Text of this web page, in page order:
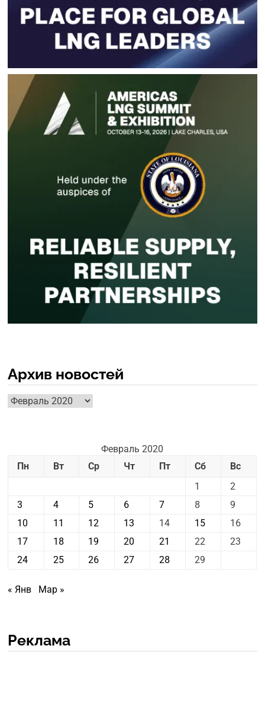
Архив новостей
Архив
новостей
Февраль 2020
Пн
Вт Ср Чт Пт Сб
Вс
1
2
3
4 5 6 7 8
9
10
11 12 13 14 15
16
17
18 19 20 21 22
23
24
25 26 27 28 29
« Янв Мар »
Реклама